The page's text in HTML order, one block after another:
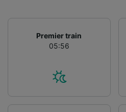
Premier train
05:56